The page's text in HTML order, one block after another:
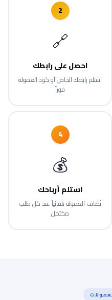
2
🔗
احصل على رابطك
استلم رابطك الخاص أو كود العمولة
فوراً
4
💰
استلم أرباحك
تُضاف العمولة تلقائياً عند كل طلب
مكتمل